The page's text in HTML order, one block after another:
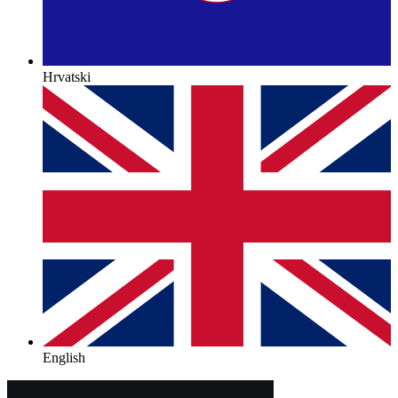
Hrvatski
English